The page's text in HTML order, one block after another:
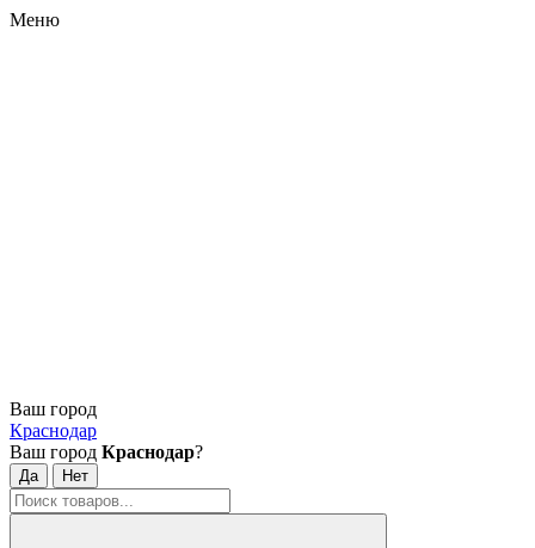
Меню
Ваш город
Краснодар
Ваш город Краснодар?